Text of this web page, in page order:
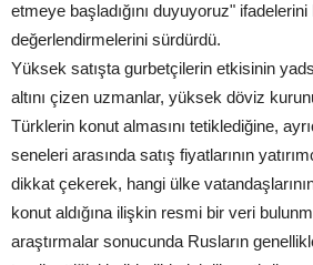
etmeye başladığını duyuyoruz"
değerlendirmelerini sürdürdü.
Yüksek satışta gurbetçilerin etkisinin
altını çizen uzmanlar, yüksek döviz
Türklerin konut almasını tetiklediğine,
seneleri arasında satış fiyatlarının
dikkat çekerek, hangi ülke
konut aldığına ilişkin resmi bir veri
araştırmalar sonucunda Rusların